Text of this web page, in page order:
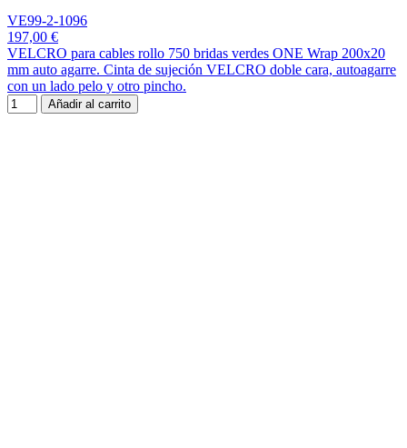
VE99-2-1096
197,00 €
VELCRO para cables rollo 750 bridas verdes ONE Wrap 200x20
mm auto agarre. Cinta de sujeción VELCRO doble cara, autoagarre
con un lado pelo y otro pincho.
Añadir al carrito